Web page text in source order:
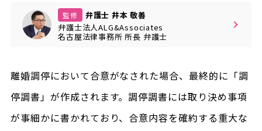
監修
弁護士 井本 敬善
弁護士法人ALG&Associates
名古屋法律事務所所長 弁護士
離婚調停において合意がなされた場合、最終的に「調
停調書」が作成されます。調停調書には取り決め事項
が事細かに書かれており、合意内容を確約する重大な